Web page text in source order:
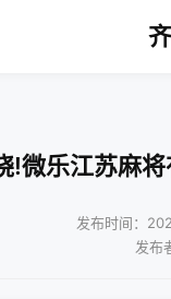
!微乐江苏麻
发布时间：
发布